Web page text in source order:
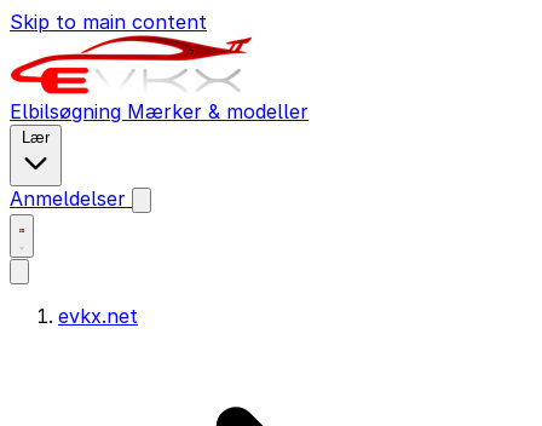
Skip to main content
Elbilsøgning Mærker & modeller
Lær
Anmeldelser
evkx.net